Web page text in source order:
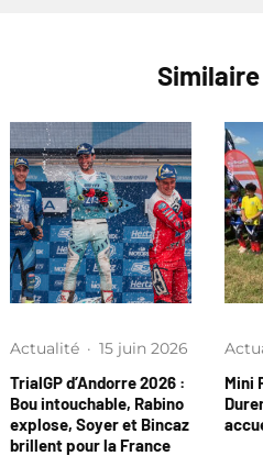
Similaire
Actualité · 15 juin 2026
TrialGP d’Andorre 2026 :
Bou intouchable, Rabino
explose, Soyer et Bincaz
brillent pour la France
Mini